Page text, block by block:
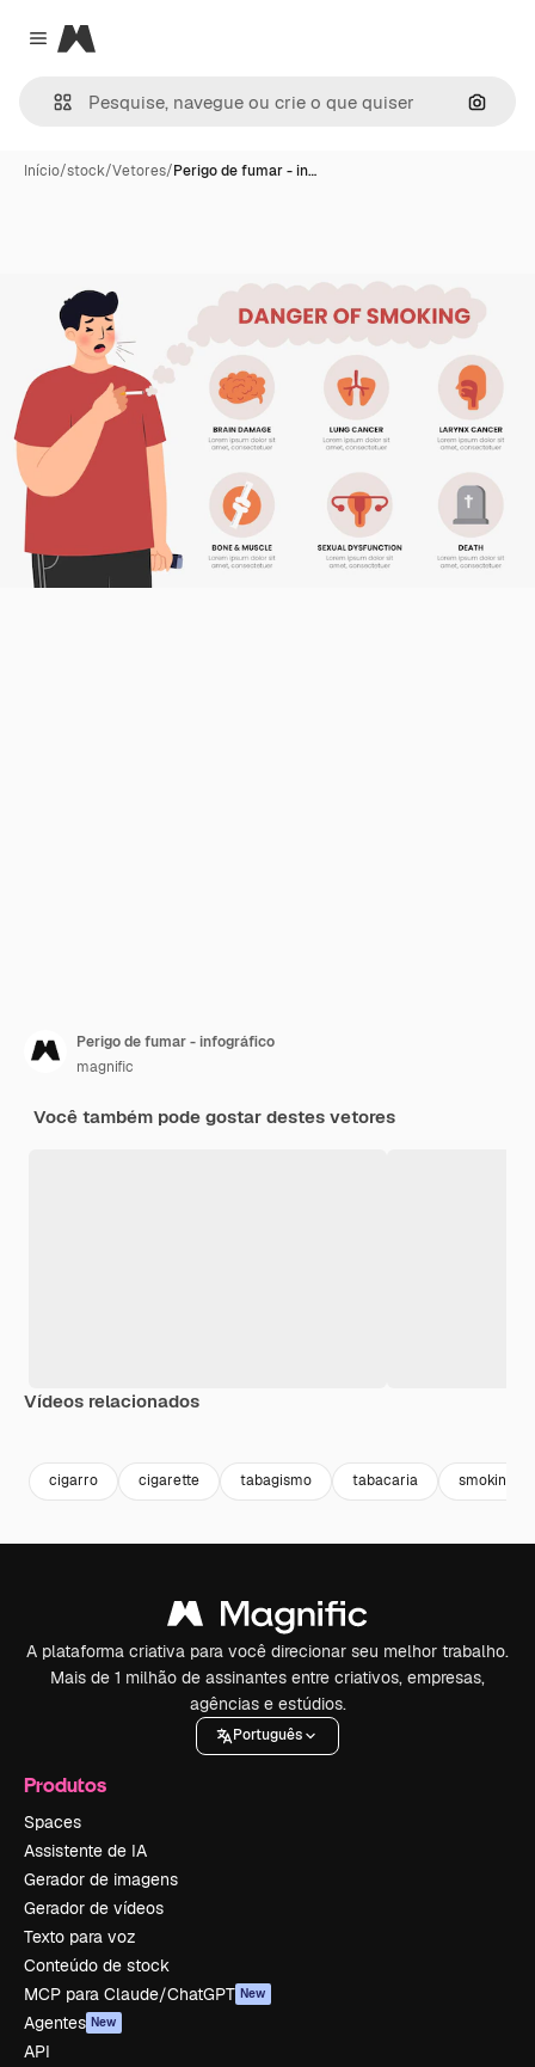
Close menu
Magnific
Início/stock/Vetores/Perigo de fumar - in…
Perigo de fumar - infográfico
magnific
Você também pode gostar destes vetores
Vídeos relacionados
cigarro cigarette tabagismo tabacaria smoking
A plataforma criativa para você direcionar seu melhor trabalho.
Mais de 1 milhão de assinantes entre criativos, empresas,
agências e estúdios.
Português
Produtos
Spaces
Assistente de IA
Gerador de imagens
Gerador de vídeos
Texto para voz
Conteúdo de stock
MCP para Claude/ChatGPT New
Agentes New
API